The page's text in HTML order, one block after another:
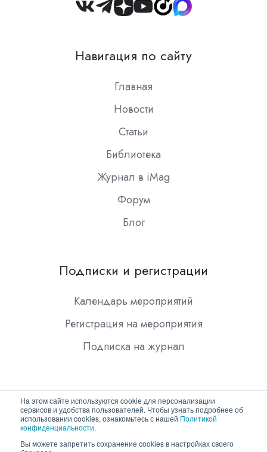
На этом сайте используются cookie для персонализации
сервисов и удобства пользователей. Чтобы узнать подробнее об
использовании cookies, ознакомьтесь с нашей Политикой
конфиденциальности.
Вы можете запретить сохранение cookies в настройках своего
Join
Slack
Навигация по сайту
Главная
Новости
Статьи
Библиотека
Журнал в iMag
Форум
Блог
Подписки и регистрации
Календарь мероприятий
Регистрация на мероприятия
Подписка на журнал
Copyright © 2026 ООО "Гротек"